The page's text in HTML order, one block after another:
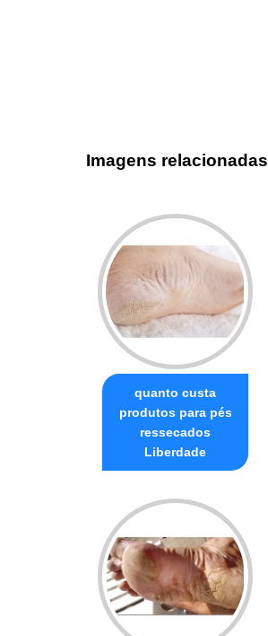
Imagens relacionadas
quanto custa
produtos para pés
ressecados
Liberdade